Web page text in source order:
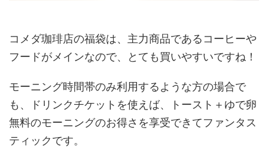
コメダ珈琲店の福袋は、主力商品であるコーヒーや
フードがメインなので、とても買いやすいですね！
モーニング時間帯のみ利用するような方の場合で
も、ドリンクチケットを使えば、トースト＋ゆで卵
無料のモーニングのお得さを享受できてファンタス
ティックです。